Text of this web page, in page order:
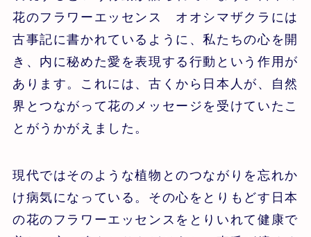
花のフラワーエッセンス オオシマザクラには
古事記に書かれているように、私たちの心を開
き、内に秘めた愛を表現する行動という作用が
あります。これには、古くから日本人が、自然
界とつながって花のメッセージを受けていたこ
とがうかがえました。
現代ではそのような植物とのつながりを忘れか
け病気になっている。その心をとりもどす日本
の花のフラワーエッセンスをとりいれて健康で